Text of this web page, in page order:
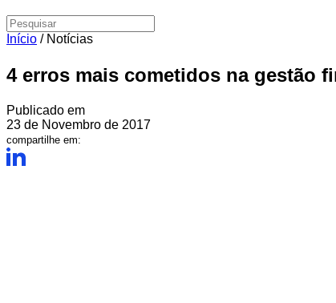
Início / Notícias
4 erros mais cometidos na gestão
Publicado em
23 de Novembro de 2017
compartilhe em: